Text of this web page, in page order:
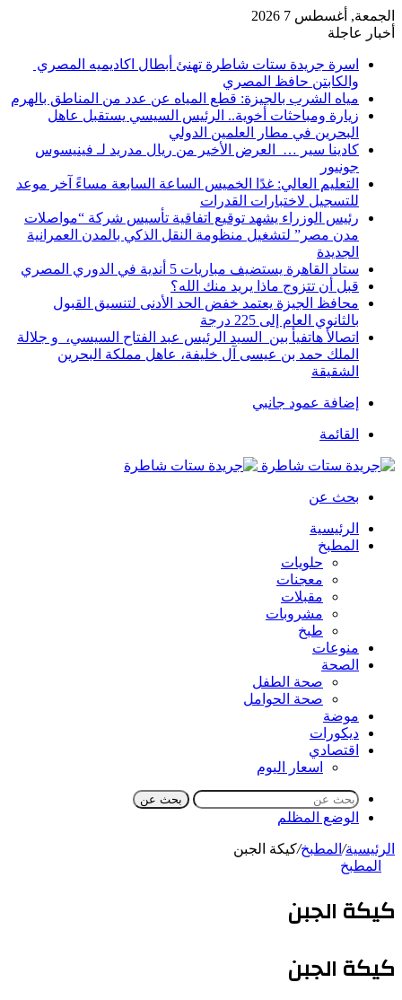
الجمعة, أغسطس 7 2026
أخبار عاجلة
اسرة جريدة ستات شاطرة تهنئ أبطال اكاديميه المصري
والكابتن حافظ المصري
مياه الشرب بالجيزة: قطع المياه عن عدد من المناطق بالهرم
زيارة ومباحثات أخوية.. الرئيس السيسي يستقبل عاهل
البحرين في مطار العلمين الدولي
كادينا سير … العرض الأخير من ريال مدريد لـ فينيسوس
جونيور
التعليم العالي: غدًا الخميس الساعة السابعة مساءً آخر موعد
للتسجيل لاختبارات القدرات
رئيس الوزراء يشهد توقيع اتفاقية تأسيس شركة “مواصلات
مدن مصر” لتشغيل منظومة النقل الذكي بالمدن العمرانية
الجديدة
ستاد القاهرة يستضيف مباريات 5 أندية في الدوري المصري
قبل أن تتزوج ماذا يريد منك الله؟
محافظ الجيزة يعتمد خفض الحد الأدنى لتنسيق القبول
بالثانوي العام إلى 225 درجة
اتصالأ هاتفيأ بين السيد الرئيس عبد الفتاح السيسي، و جلالة
الملك حمد بن عيسى آل خليفة، عاهل مملكة البحرين
الشقيقة
إضافة عمود جانبي
القائمة
بحث عن
الرئيسية
المطبخ
حلويات
معجنات
مقبلات
مشروبات
طبخ
منوعات
الصحة
صحة الطفل
صحة الحوامل
موضة
ديكورات
اقتصادي
اسعار اليوم
بحث عن
الوضع المظلم
الرئيسية/ المطبخ/كيكة الجبن
المطبخ
كيكة الجبن
كيكة الجبن